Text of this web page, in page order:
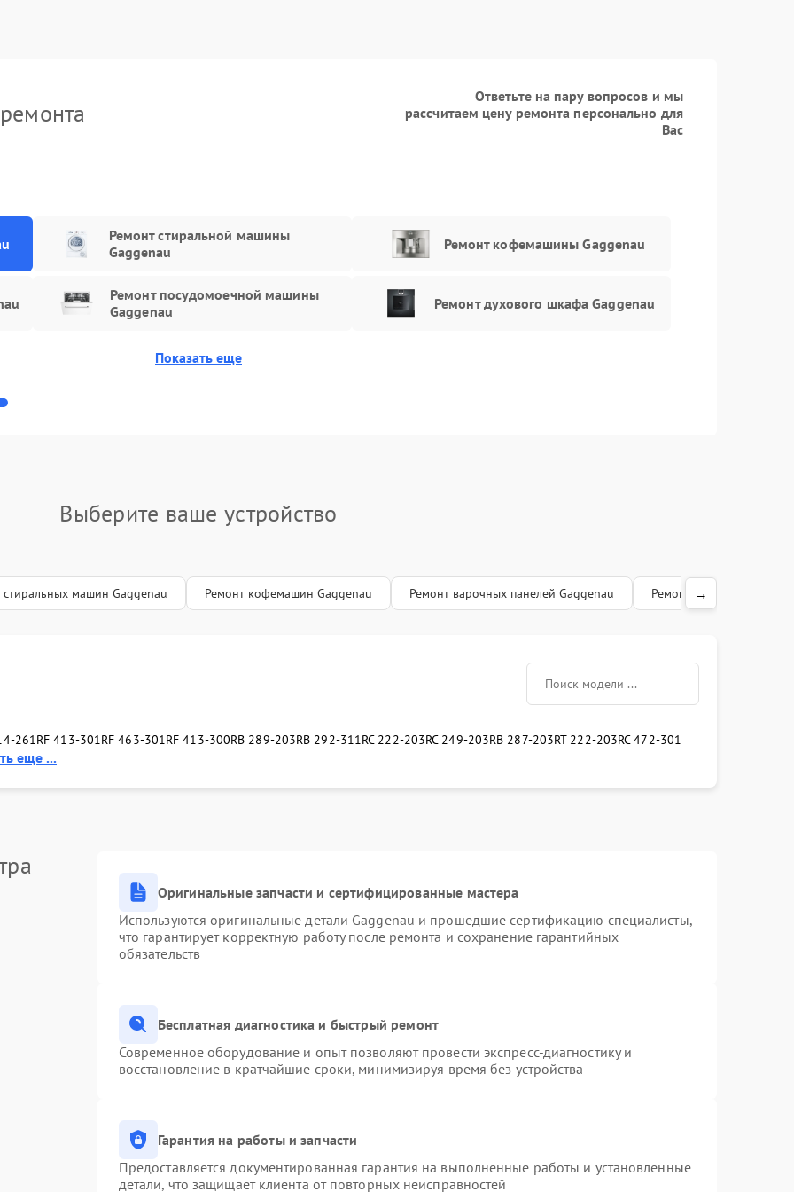
890 рублейОтветьте на пару вопросов и мы
рассчитаем цену ремонта персонально для
Вас
Ремонт стиральной машины
Gaggenau
Ремонт кофемашины Gaggenau
Ремонт посудомоечной машины
Gaggenau
Ремонт духового шкафа Gaggenau
Показать еще
Выберите ваше устройство
стиральных машин Gaggenau Ремонт кофемашин Gaggenau Ремонт варочных панелей Gaggenau Ремонт посудомоечных
→
261RF 413-301RF 463-301RF 413-300RB 289-203RB 292-311RC 222-203RC 249-203RB 287-203RT 222-203RC 472-301
еще ...
Оригинальные запчасти и сертифицированные мастера
Используются оригинальные детали Gaggenau и прошедшие сертификацию специалисты,
что гарантирует корректную работу после ремонта и сохранение гарантийных
обязательств
Бесплатная диагностика и быстрый ремонт
Современное оборудование и опыт позволяют провести экспресс-диагностику и
восстановление в кратчайшие сроки, минимизируя время без устройства
Гарантия на работы и запчасти
Предоставляется документированная гарантия на выполненные работы и установленные
детали, что защищает клиента от повторных неисправностей